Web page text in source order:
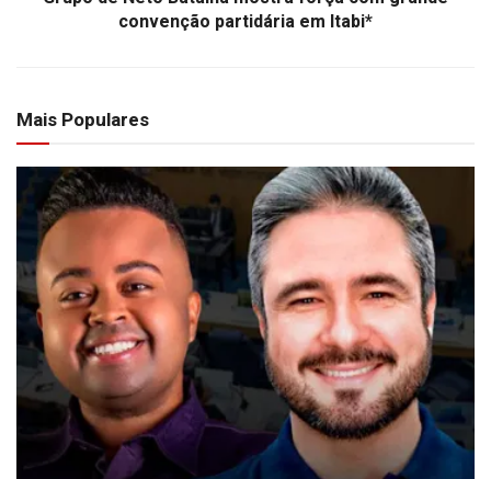
convenção partidária em Itabi*
Mais Populares